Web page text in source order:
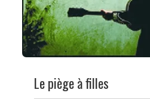
Le piège à filles